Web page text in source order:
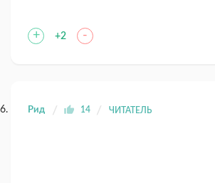
+ +2 -
Рид 14 ЧИТАТЕЛЬ